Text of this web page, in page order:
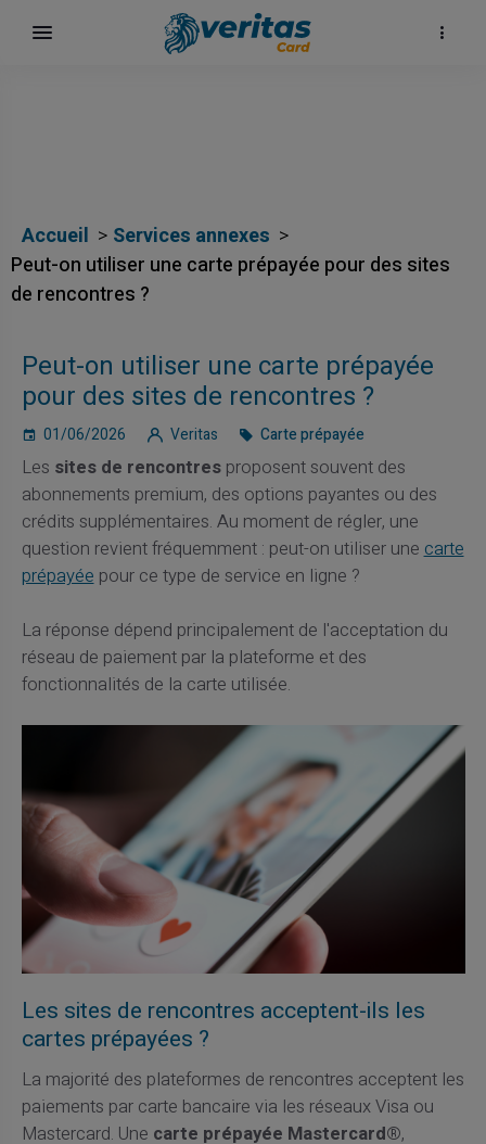
Accueil
Services annexes
Peut-on utiliser une carte prépayée pour des sites
de rencontres ?
Peut-on utiliser une carte prépayée
pour des sites de rencontres ?
01/06/2026 Veritas Carte prépayée
Les sites de rencontresproposent souvent des
abonnements premium, des options payantes ou des
crédits supplémentaires. Au moment de régler, une
question revient fréquemment : peut-on utiliser unecarte
prépayéepour ce type de service en ligne ?
La réponse dépend principalement de l'acceptation du
réseau de paiement par la plateforme et des
fonctionnalités de la carte utilisée.
Les sites de rencontres acceptent-ils les
cartes prépayées ?
La majorité des plateformes de rencontres acceptent les
paiements par carte bancaire via les réseaux Visa ou
Mastercard. Une carte prépayée Mastercard®,